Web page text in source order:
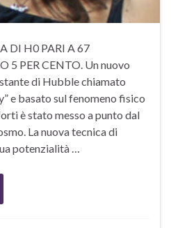
DI H0 PARI A 67
5 PER CENTO. Un nuovo
di Hubble chiamato
e basato sul fenomeno fisico
è stato messo a punto dal
La nuova tecnica di
potenzialità …